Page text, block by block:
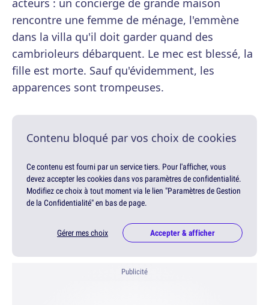
rencontre une femme de ménage, l'emmène
dans la villa qu'il doit garder quand des
cambrioleurs débarquent. Le mec est blessé, la
fille est morte. Sauf qu'évidemment, les
apparences sont trompeuses.
Contenu bloqué par vos choix de cookies
Ce contenu est fourni par un service tiers. Pour l'afficher, vous
devez accepter les cookies dans vos paramètres de confidentialité.
Modifiez ce choix à tout moment via le lien "Paramètres de Gestion
de la Confidentialité" en bas de page.
Gérer mes choix Accepter & afficher
Publicité